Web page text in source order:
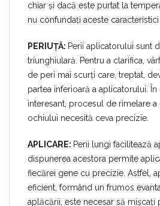
chiar și dacă este purtat la
nu confundați aceste
PERIUȚĂ: Perii aplicatorului sunt
triunghiulară. Pentru a clarifica,
de peri mai scurți care, treptat,
partea inferioară a aplicatorului.
interesant, procesul de rimelare
ochiului necesită ceva precizie.
APLICARE: Perii lungi facilitează
dispunerea acestora permite
fiecărei gene cu precizie. Astfel,
eficient, formând un frumos
aplăcării, este necesar să mișcați